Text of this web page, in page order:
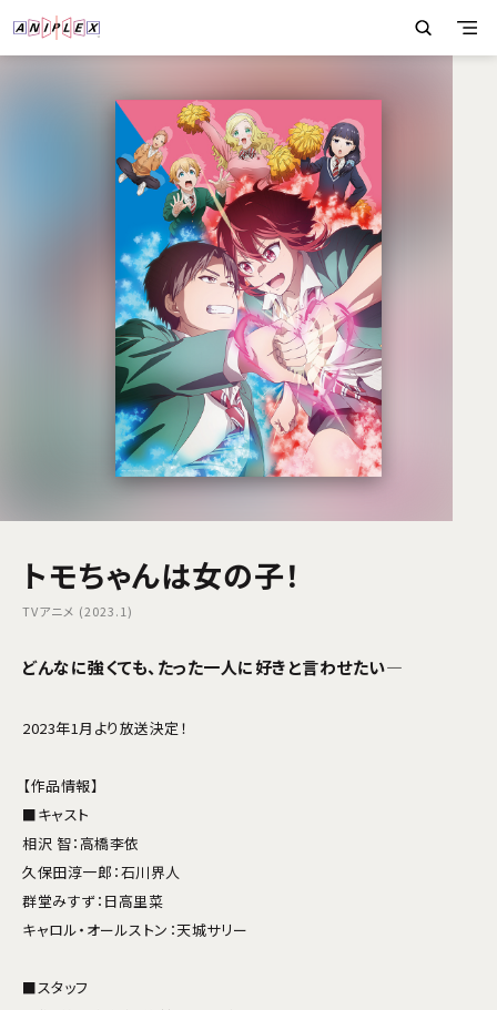
トモちゃんは女の子！
TVアニメ (2023.1)
どんなに強くても、たった一人に好きと言わせたい――――
2023年1月より放送決定！
【作品情報】
■キャスト
相沢 智：高橋李依
久保田淳一郎：石川界人
群堂みすず：日高里菜
キャロル・オールストン：天城サリー
■スタッフ